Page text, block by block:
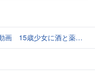
男を再逮捕 「薬もありますよ」とSNSで誘い出し